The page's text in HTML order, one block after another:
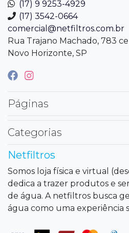
(17) 9 9253-4929
(17) 3542-0664
comercial@netfiltros.com.br
Rua Trajano Machado, 783
Novo Horizonte, SP
Páginas
Categorias
Netfiltros
Somos loja física e virtual
dedica a trazer produtos e
de água. A netfiltros busca
água como uma experiência